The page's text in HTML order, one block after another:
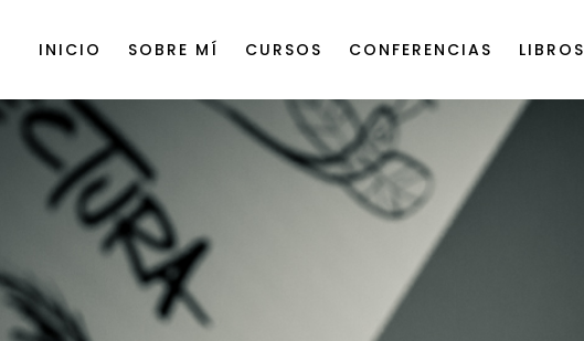
INICIO SOBRE MÍ CURSOS CONFERENCIAS LIBROS